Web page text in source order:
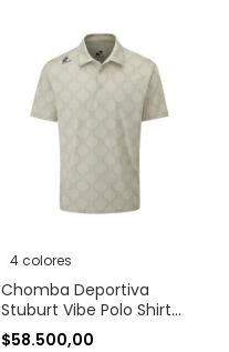
4 colores
Chomba Deportiva
Stuburt Vibe Polo Shirt
Protección UPF 50+
$58.500,00